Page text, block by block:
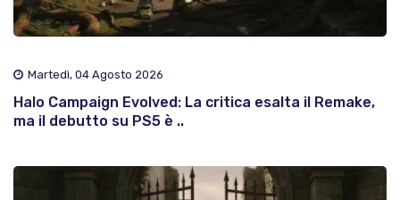
Martedì, 04 Agosto 2026
Halo Campaign Evolved: La critica esalta il Remake,
ma il debutto su PS5 è ..